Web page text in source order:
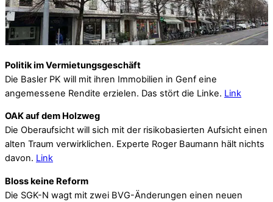
Politik im Vermietungsgeschäft
Die Basler PK will mit ihren Immobilien in Genf eine
angemessene Rendite erzielen. Das stört die Linke. Link
OAK auf dem Holzweg
Die Oberaufsicht will sich mit der risikobasierten Aufsicht einen
alten Traum verwirklichen. Experte Roger Baumann hält nichts
davon. Link
Bloss keine Reform
Die SGK-N wagt mit zwei BVG-Änderungen einen neuen